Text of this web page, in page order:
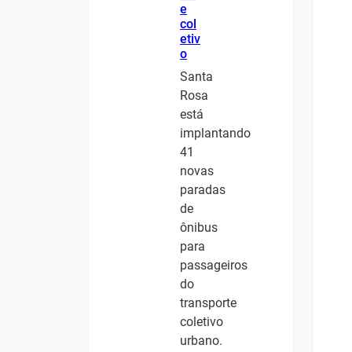
e
col
etiv
o
Santa
Rosa
está
implantando
41
novas
paradas
de
ônibus
para
passageiros
do
transporte
coletivo
urbano.